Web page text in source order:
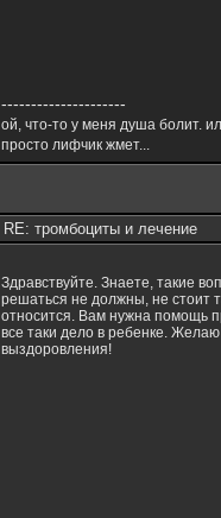
---------------------
ой, что-то у меня душа болит.
просто лифчик жмет...
RE: тромбоциты и лечение
Здравствуйте. Знаете, такие
решаться не должны, не стоит
относится. Вам нужна помощь
все таки дело в ребенке.
выздоровления!